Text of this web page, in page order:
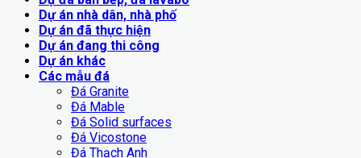
Dự án nhà dân, nhà phố
Dự án đã thực hiện
Dự án đang thi công
Dự án khác
Các mẫu đá
Đá Granite
Đá Mable
Đá Solid surfaces
Đá Vicostone
Đá Thạch Anh